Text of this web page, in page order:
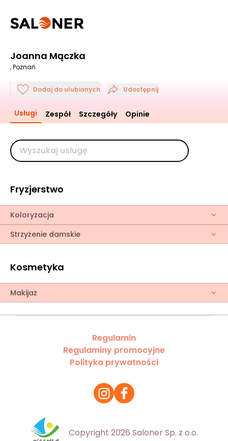
Joanna Mączka
, Poznań
Dodaj do ulubionych Udostępnij
Usługi Zespół Szczegóły Opinie
Fryzjerstwo
Koloryzacja
Strzyżenie damskie
Kosmetyka
Makijaż
Regulamin
Regulaminy promocyjne
Polityka prywatności
Copyright 2026 Saloner Sp. z o.o.